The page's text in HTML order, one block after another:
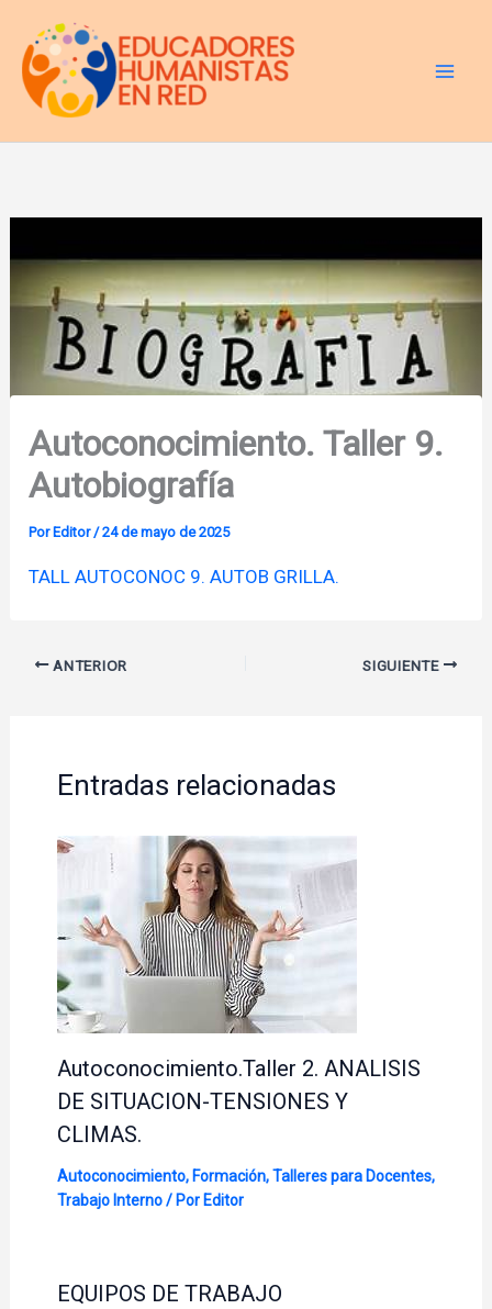
contenido
Autoconocimiento. Taller 9.
Autobiografía
Por Editor/24 de mayo de 2025
TALL AUTOCONOC 9. AUTOB GRILLA.
ANTERIOR SIGUIENTE
Entradas relacionadas
Autoconocimiento.Taller 2. ANALISIS
DE SITUACION-TENSIONES Y
CLIMAS.
Autoconocimiento, Formación,Talleres para Docentes,
Trabajo Interno/ Por Editor
EQUIPOS DE TRABAJO